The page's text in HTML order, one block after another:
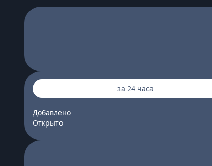
за 24 часа
Добавлено
Открыто